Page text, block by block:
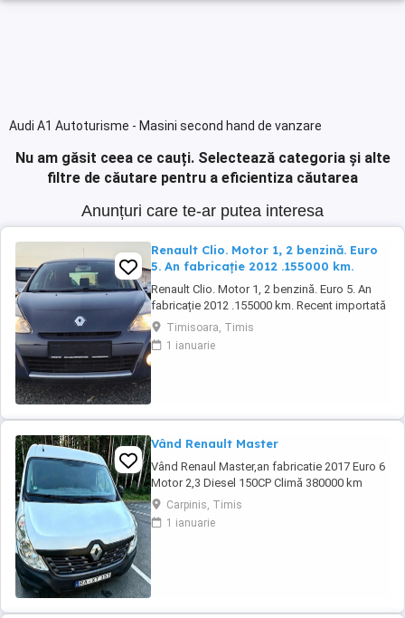
Audi A1 Autoturisme - Masini second hand de vanzare
Nu am găsit ceea ce cauți. Selectează categoria și alte
filtre de căutare pentru a eficientiza căutarea
Anunțuri care te-ar putea interesa
Renault Clio. Motor 1, 2 benzină. Euro
5. An fabricație 2012 .155000 km.
Renault Clio. Motor 1, 2 benzină. Euro 5. An
fabricație 2012 .155000 km. Recent importată
în țară. Mașina poate fi achiziționată și în rate.
Distribuția a fost schimbată la 142000 km.
Uleiul și filtrele schimbate recent. Mașina a
Timisoara, Timis
1 ianuarie
Vând Renault Master
Vând Renaul Master,an fabricatie 2017 Euro 6
Motor 2,3 Diesel 150CP Climă 380000 km
Mașina este în perfectă stare de funcționare
.Preț 7600 Tel.
Carpinis, Timis
1 ianuarie